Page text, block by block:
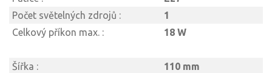
Počet světelných zdrojů :
1
Celkový příkon max. :
18 W
Šířka :
110 mm